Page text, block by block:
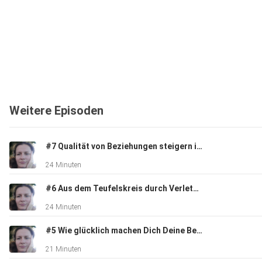
Weitere Episoden
#7 Qualität von Beziehungen steigern inkl. Meditation - In Beziehung treten
24 Minuten
#6 Aus dem Teufelskreis durch Verletzung und Schuld aussteigen - In Beziehung treten
24 Minuten
#5 Wie glücklich machen Dich Deine Beziehungen?
21 Minuten